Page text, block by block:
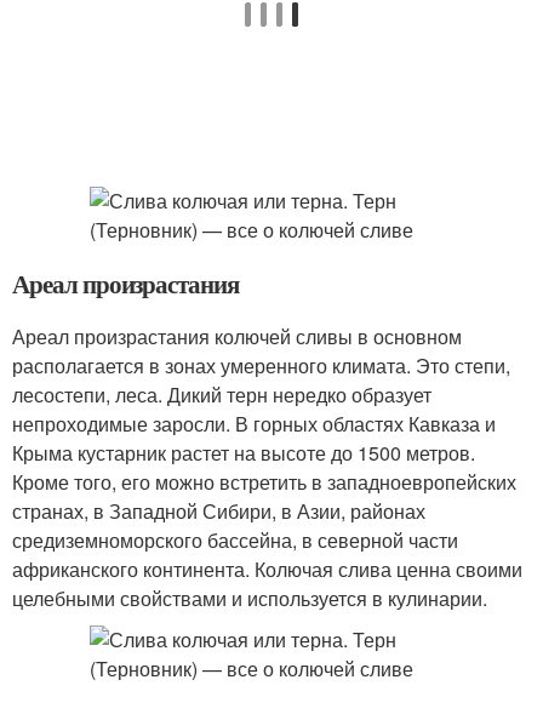
Ареал произрастания
Ареал произрастания колючей сливы в основном
располагается в зонах умеренного климата. Это степи,
лесостепи, леса. Дикий терн нередко образует
непроходимые заросли. В горных областях Кавказа и
Крыма кустарник растет на высоте до 1500 метров.
Кроме того, его можно встретить в западноевропейских
странах, в Западной Сибири, в Азии, районах
средиземноморского бассейна, в северной части
африканского континента. Колючая слива ценна своими
целебными свойствами и используется в кулинарии.